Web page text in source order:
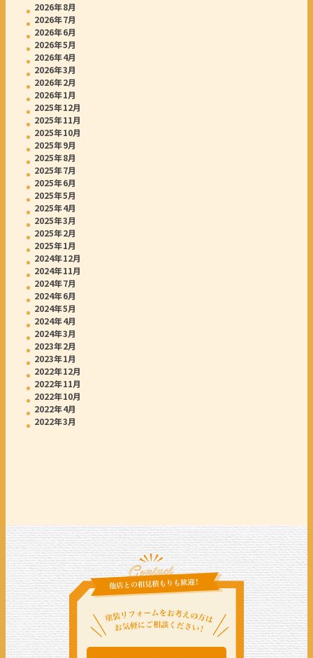
2026年8月
2026年7月
2026年6月
2026年5月
2026年4月
2026年3月
2026年2月
2026年1月
2025年12月
2025年11月
2025年10月
2025年9月
2025年8月
2025年7月
2025年6月
2025年5月
2025年4月
2025年3月
2025年2月
2025年1月
2024年12月
2024年11月
2024年7月
2024年6月
2024年5月
2024年4月
2024年3月
2023年2月
2023年1月
2022年12月
2022年11月
2022年10月
2022年4月
2022年3月